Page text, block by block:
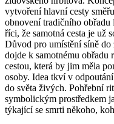
vytvoření hlavní cesty
obnovení tradičního obřadu
říci, že samotná cesta je už
Důvod pro umístění síně do
dojde k samotnému obřadu
cestou, která by jim měla
osoby. Idea tkví v
do světa živých. Pohřební
symbolickým prostředkem
týkající se smrti někoho,